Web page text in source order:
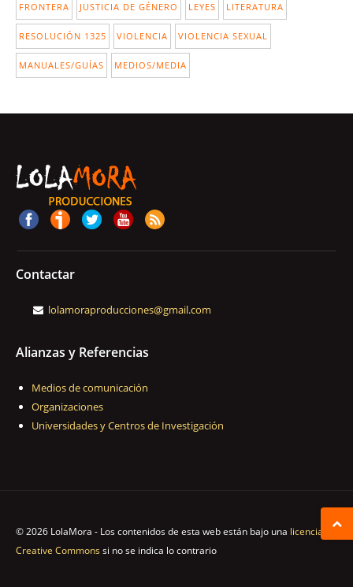
FRONTERA JUSTICIA DE GÉNERO LEYES LITERATURA
RESOLUCIÓN 1325 VIOLENCIA VIOLENCIA SEXUAL
MANUALES/GUÍAS MEDIOS/MEDIA
Contactar
lolamoraproducciones@gmail.com
Alianzas y Referencias
Medios de comunicación
Organizaciones
Universidades y Centros de Investigación
© 2026 LolaMora - Los contenidos de esta web están bajo una licencia
Creative Commonssi no se indica lo contrario